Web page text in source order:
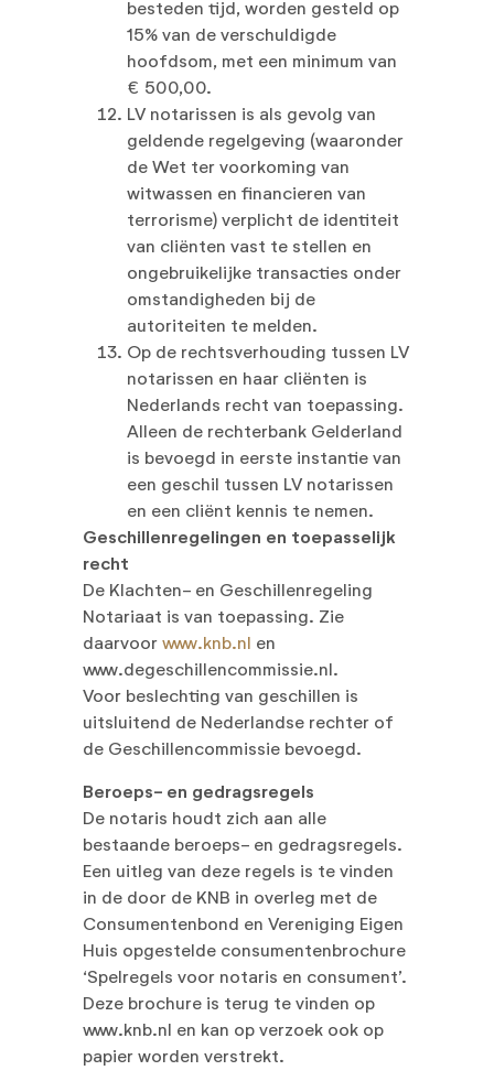
besteden tijd, worden gesteld op
15% van de verschuldigde
hoofdsom, met een minimum van
€ 500,00.
LV notarissen is als gevolg van
geldende regelgeving (waaronder
de Wet ter voorkoming van
witwassen en financieren van
terrorisme) verplicht de identiteit
van cliënten vast te stellen en
ongebruikelijke transacties onder
omstandigheden bij de
autoriteiten te melden.
Op de rechtsverhouding tussen LV
notarissen en haar cliënten is
Nederlands recht van toepassing.
Alleen de rechterbank Gelderland
is bevoegd in eerste instantie van
een geschil tussen LV notarissen
en een cliënt kennis te nemen.
Geschillenregelingen en toepasselijk
recht
De Klachten- en Geschillenregeling
Notariaat is van toepassing. Zie
daarvoor www.knb.nl en
www.degeschillencommissie.nl.
Voor beslechting van geschillen is
uitsluitend de Nederlandse rechter of
de Geschillencommissie bevoegd.
Beroeps- en gedragsregels
De notaris houdt zich aan alle
bestaande beroeps- en gedragsregels.
Een uitleg van deze regels is te vinden
in de door de KNB in overleg met de
Consumentenbond en Vereniging Eigen
Huis opgestelde consumentenbrochure
‘Spelregels voor notaris en consument’.
Deze brochure is terug te vinden op
www.knb.nl en kan op verzoek ook op
papier worden verstrekt.